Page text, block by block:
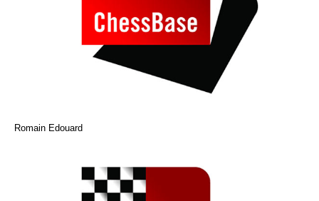
Romain Edouard